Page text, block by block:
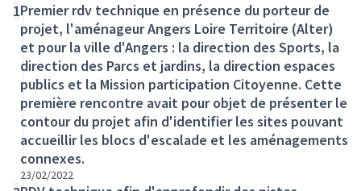
1Premier rdv technique en présence du porteur de
projet, l'aménageur Angers Loire Territoire (Alter)
et pour la ville d'Angers : la direction des Sports, la
direction des Parcs et jardins, la direction espaces
publics et la Mission participation Citoyenne. Cette
première rencontre avait pour objet de présenter le
contour du projet afin d'identifier les sites pouvant
accueillir les blocs d'escalade et les aménagements
connexes.
23/02/2022